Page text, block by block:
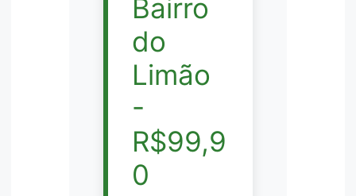
Bairro
do
Limão
-
R$99,9
0